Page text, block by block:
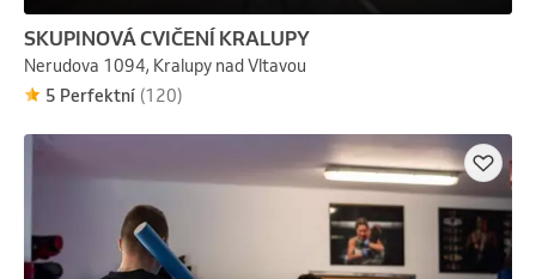
SKUPINOVÁ CVIČENÍ KRALUPY
Nerudova 1094, Kralupy nad Vltavou
5 Perfektní (120)